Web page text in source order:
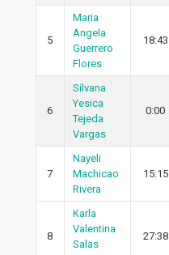
5
Maria
Angela
Guerrero
Flores
18:43
6
Silvana
Yesica
Tejeda
Vargas
0:00
7
Nayeli
Machicao
Rivera
15:15
8
Karla
Valentina
Salas
27:38